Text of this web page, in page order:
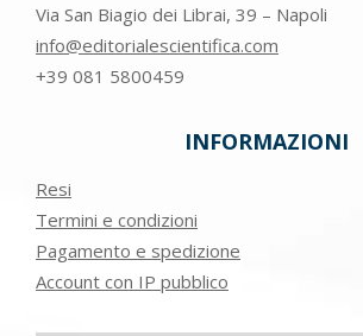
Via San Biagio dei Librai, 39 – Napoli
info@editorialescientifica.com
+39 081 5800459
INFORMAZIONI
Resi
Termini e condizioni
Pagamento e spedizione
Account con IP pubblico